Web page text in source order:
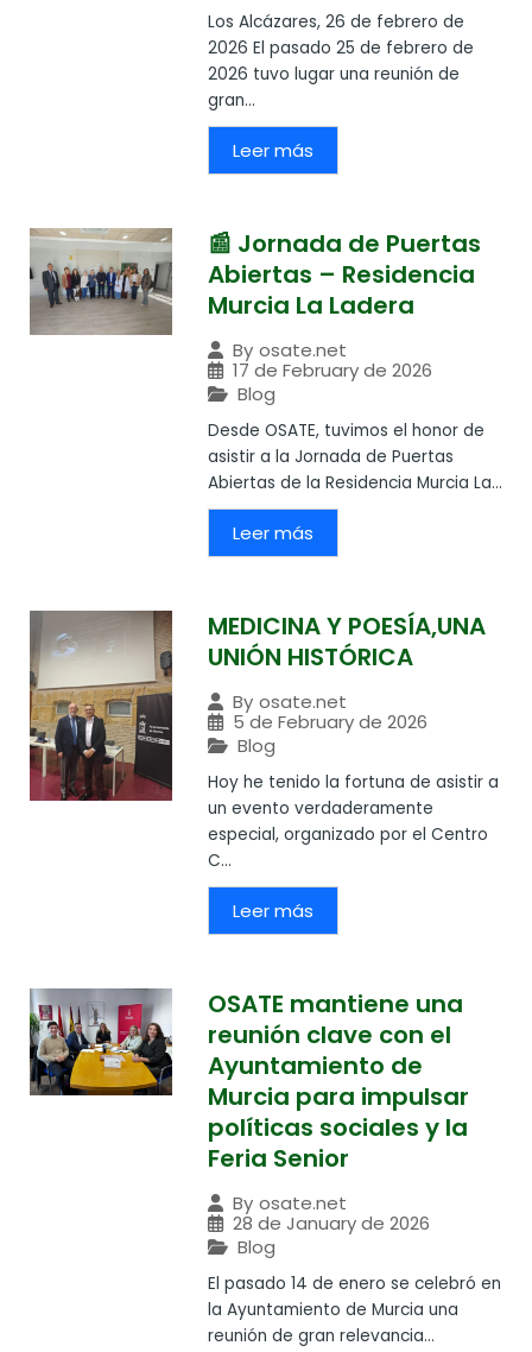
Los Alcázares, 26 de febrero de
2026 El pasado 25 de febrero de
2026 tuvo lugar una reunión de
gran...
Leer más
📰 Jornada de Puertas
Abiertas – Residencia
Murcia La Ladera
By osate.net
17 de February de 2026
Blog
Desde OSATE, tuvimos el honor de
asistir a la Jornada de Puertas
Abiertas de la Residencia Murcia La...
Leer más
MEDICINA Y POESÍA,UNA
UNIÓN HISTÓRICA
By osate.net
5 de February de 2026
Blog
Hoy he tenido la fortuna de asistir a
un evento verdaderamente
especial, organizado por el Centro
C...
Leer más
OSATE mantiene una
reunión clave con el
Ayuntamiento de
Murcia para impulsar
políticas sociales y la
Feria Senior
By osate.net
28 de January de 2026
Blog
El pasado 14 de enero se celebró en
la Ayuntamiento de Murcia una
reunión de gran relevancia...